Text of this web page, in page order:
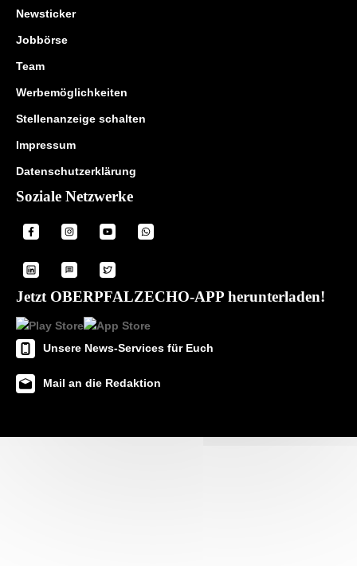
Newsticker
Jobbörse
Team
Werbemöglichkeiten
Stellenanzeige schalten
Impressum
Datenschutzerklärung
Soziale Netzwerke
Jetzt OBERPFALZECHO-APP herunterladen!
Unsere News-Services für Euch
Mail an die Redaktion